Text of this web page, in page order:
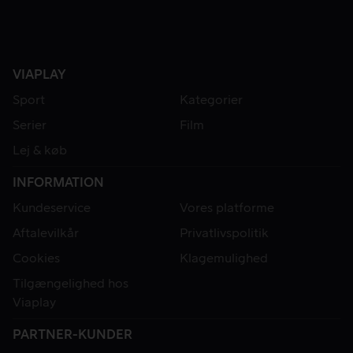
VIAPLAY
Sport
Kategorier
Serier
Film
Lej & køb
INFORMATION
Kundeservice
Vores platforme
Aftalevilkår
Privatlivspolitik
Cookies
Klagemulighed
Tilgængelighed hos
Viaplay
PARTNER-KUNDER